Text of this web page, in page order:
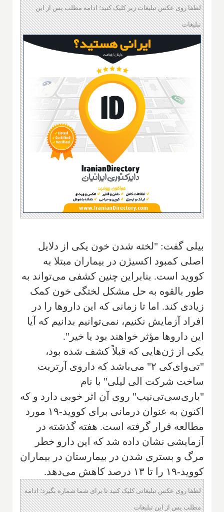
لطفا روی عکس تبلیغات زیر کلیک کنید؛ ادامه مطلب پس از این
تبلیغات
بیلی گفت: "لخته شدن خون یکی از دلایل
اصلی کمبود اکسیژن در بیماران مبتلا به
کووید است. بنابراین چنین کشفی می‌تواند به
طور بالقوه به حل مشکل لختگی خون کمک
زیادی کند. اما تا زمانی که این داروها را در
افراد آزمایش نکنیم، نمی‌توانیم بدانیم که آیا
این داروها مؤثر خواهند بود یا خیر".
یکی از ژن‌هایی که قبلاً کشف شده بود،
"تی‌وای‌کی ۲" می‌باشد که داروی آرتریت
ساخت شرکت الی لیلی" با نام
"باری‌سی‌تی‌نیب" روی آن اثر خوبی دارد و که
اکنون به عنوان درمانی برای کووید-۱۹ مورد
مطالعه قرار گرفته است. هفته گذشته در
آزمایشی نشان داده شد که این دارو خطر
مرگ و بستری شدن در بیمارستان در بیماران
کووید-۱۹ را تا ۱۳ درصد کاهش می‌دهد.
لطفا روی عکس تبلیغاتی کلیک کنید تا برای شما شماره بگیرد؛ ادامه
مطلب پس از این تبلیغات